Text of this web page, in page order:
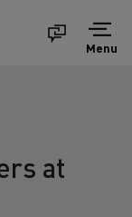
Menu
at